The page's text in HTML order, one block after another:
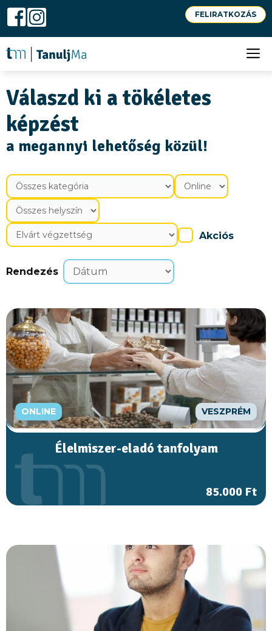
Kilépés
FELIRATKOZÁS
Válaszd ki a tökéletes
képzést
a megannyi lehetőség közül!
Akciós
Rendezés
ONLINE VESZPRÉM
Élelmiszer-eladó tanfolyam
85.000 Ft